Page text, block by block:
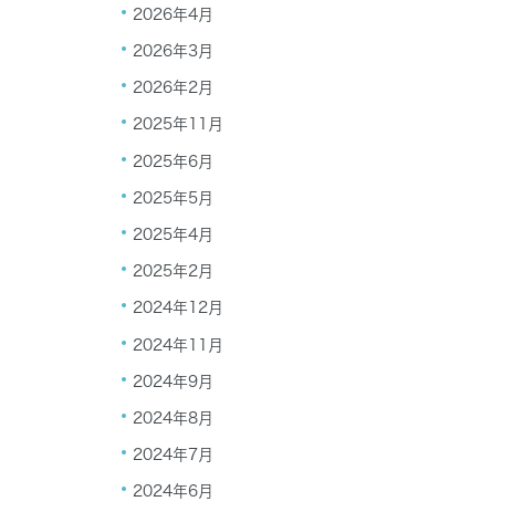
2026年4月
2026年3月
2026年2月
2025年11月
2025年6月
2025年5月
2025年4月
2025年2月
2024年12月
2024年11月
2024年9月
2024年8月
2024年7月
2024年6月